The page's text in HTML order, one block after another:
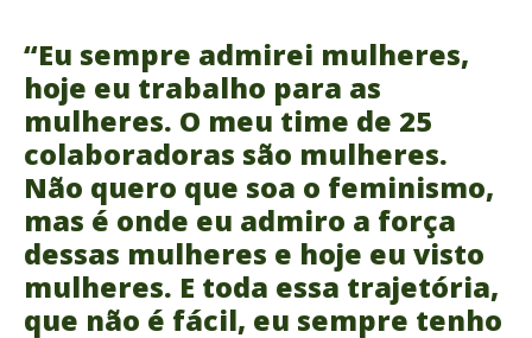
“Eu sempre admirei mulheres,
hoje eu trabalho para as
mulheres. O meu time de 25
colaboradoras são mulheres.
Não quero que soa o feminismo,
mas é onde eu admiro a força
dessas mulheres e hoje eu visto
mulheres. E toda essa trajetória,
que não é fácil, eu sempre tenho